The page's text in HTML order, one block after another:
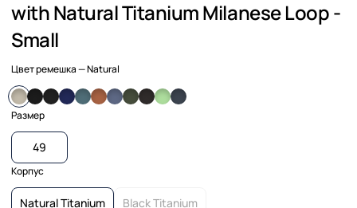
with Natural Titanium Milanese Loop -
Small
Цвет ремешка— Natural
Размер
49
Корпус
Natural Titanium Black Titanium